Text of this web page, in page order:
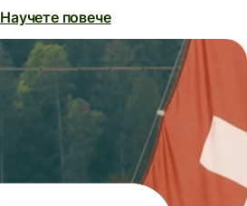
Научете повече